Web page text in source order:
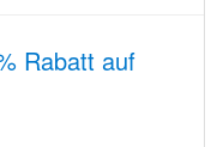
Rabatt auf